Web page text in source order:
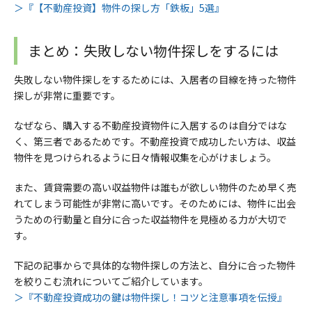
＞『【不動産投資】物件の探し方「鉄板」5選』
まとめ：失敗しない物件探しをするには
失敗しない物件探しをするためには、入居者の目線を持った物件
探しが非常に重要です。
なぜなら、購入する不動産投資物件に入居するのは自分ではな
く、第三者であるためです。不動産投資で成功したい方は、収益
物件を見つけられるように日々情報収集を心がけましょう。
また、賃貸需要の高い収益物件は誰もが欲しい物件のため早く売
れてしまう可能性が非常に高いです。そのためには、物件に出会
うための行動量と自分に合った収益物件を見極める力が大切で
す。
下記の記事からで具体的な物件探しの方法と、自分に合った物件
を絞りこむ流れについてご紹介しています。
＞『不動産投資成功の鍵は物件探し！コツと注意事項を伝授』